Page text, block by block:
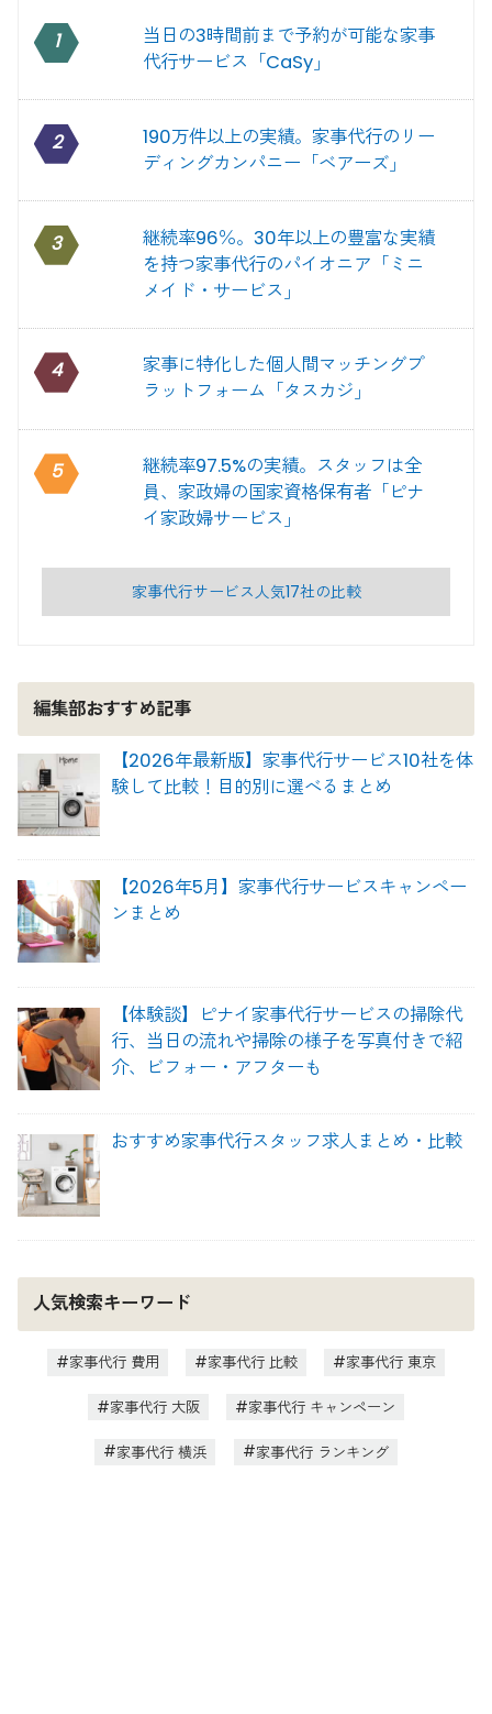
1
当日の3時間前まで予約が可能な家事
代行サービス「CaSy」
2
190万件以上の実績。家事代行のリー
ディングカンパニー「ベアーズ」
3
継続率96％。30年以上の豊富な実績
を持つ家事代行のパイオニア「ミニ
メイド・サービス」
4
家事に特化した個人間マッチングプ
ラットフォーム「タスカジ」
5
継続率97.5%の実績。スタッフは全
員、家政婦の国家資格保有者「ピナ
イ家政婦サービス」
家事代行サービス人気17社の比較
編集部おすすめ記事
【2026年最新版】家事代行サービス10社を体
験して比較！目的別に選べるまとめ
【2026年5月】家事代行サービスキャンペー
ンまとめ
【体験談】ピナイ家事代行サービスの掃除代
行、当日の流れや掃除の様子を写真付きで紹
介、ビフォー・アフターも
おすすめ家事代行スタッフ求人まとめ・比較
人気検索キーワード
家事代行 費用 家事代行 比較 家事代行 東京
家事代行 大阪 家事代行 キャンペーン
家事代行 横浜 家事代行 ランキング